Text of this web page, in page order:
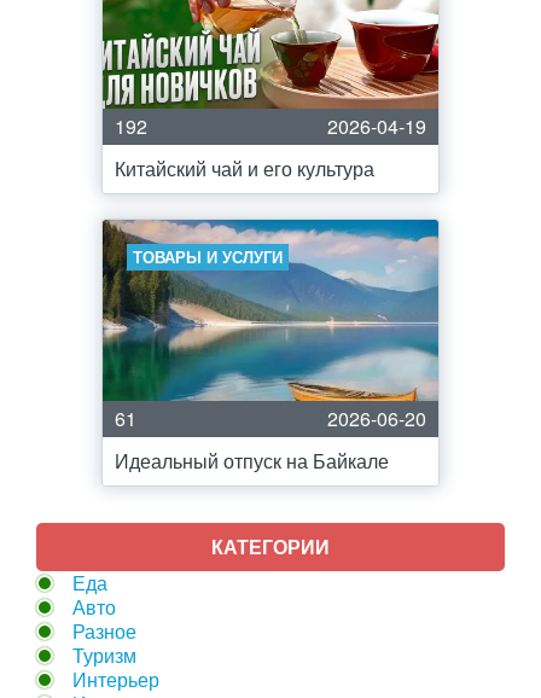
192
2026-04-19
Китайский чай и его культура
ТОВАРЫ И УСЛУГИ
61
2026-06-20
Идеальный отпуск на Байкале
КАТЕГОРИИ
Еда
Авто
Разное
Туризм
Интерьер